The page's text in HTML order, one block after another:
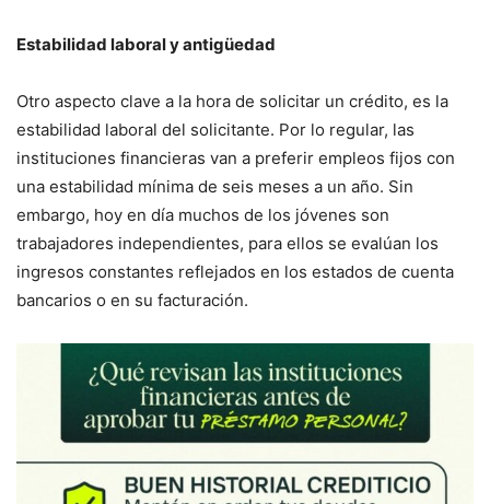
Estabilidad laboral y antigüedad
Otro aspecto clave a la hora de solicitar un crédito, es la
estabilidad laboral del solicitante. Por lo regular, las
instituciones financieras van a preferir empleos fijos con
una estabilidad mínima de seis meses a un año. Sin
embargo, hoy en día muchos de los jóvenes son
trabajadores independientes, para ellos se evalúan los
ingresos constantes reflejados en los estados de cuenta
bancarios o en su facturación.